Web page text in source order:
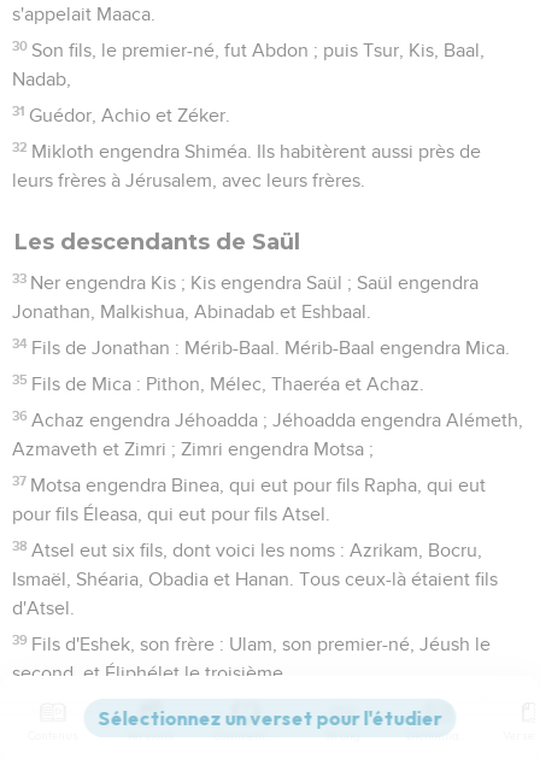
s'appelait Maaca.
30 Son fils, le premier-né, fut Abdon ; puis Tsur, Kis, Baal,
Nadab,
31 Guédor, Achio et Zéker.
32 Mikloth engendra Shiméa. Ils habitèrent aussi près de
leurs frères à Jérusalem, avec leurs frères.
Les descendants de Saül
33 Ner engendra Kis ; Kis engendra Saül ; Saül engendra
Jonathan, Malkishua, Abinadab et Eshbaal.
34 Fils de Jonathan : Mérib-Baal. Mérib-Baal engendra Mica.
35 Fils de Mica : Pithon, Mélec, Thaeréa et Achaz.
36 Achaz engendra Jéhoadda ; Jéhoadda engendra Alémeth,
Azmaveth et Zimri ; Zimri engendra Motsa ;
37 Motsa engendra Binea, qui eut pour fils Rapha, qui eut
pour fils Éleasa, qui eut pour fils Atsel.
38 Atsel eut six fils, dont voici les noms : Azrikam, Bocru,
Ismaël, Shéaria, Obadia et Hanan. Tous ceux-là étaient fils
d'Atsel.
39 Fils d'Eshek, son frère : Ulam, son premier-né, Jéush le
second, et Éliphélet le troisième.
Les fils d'Ulam furent de vaillants guerriers, tirant de l'arc ;
et ils eurent beaucoup de fils et de petits-fils, cent cinquante.
Versions Commentaires Strong